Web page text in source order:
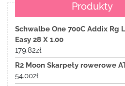
Produkty
Schwalbe One 700C Addix Rg
Easy 28 X 1.00
179.82zł
R2 Moon Skarpety rowerowe
54.00zł